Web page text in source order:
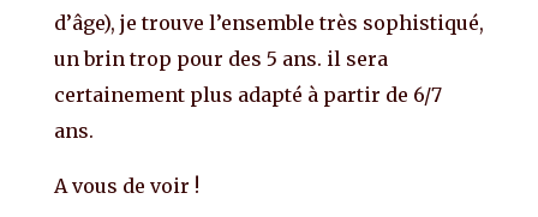
d’âge), je trouve l’ensemble très sophistiqué,
un brin trop pour des 5 ans. il sera
certainement plus adapté à partir de 6/7
ans.
A vous de voir !